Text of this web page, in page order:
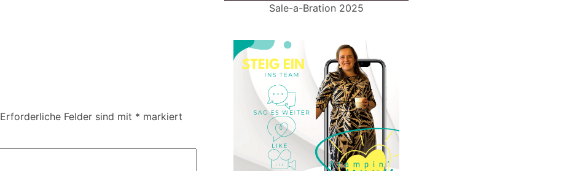
Erforderliche Felder sind mit * markiert
Sale-a-Bration 2025